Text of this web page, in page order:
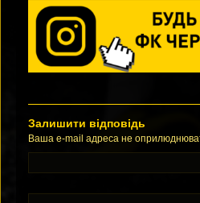
Залишити відповідь
Ваша e-mail адреса не